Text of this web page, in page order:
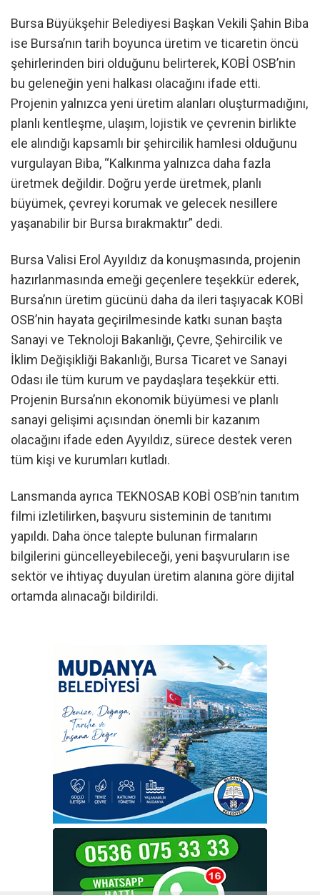
Bursa Büyükşehir Belediyesi Başkan Vekili Şahin Biba
ise Bursa’nın tarih boyunca üretim ve ticaretin öncü
şehirlerinden biri olduğunu belirterek, KOBİ OSB’nin
bu geleneğin yeni halkası olacağını ifade etti.
Projenin yalnızca yeni üretim alanları oluşturmadığını,
planlı kentleşme, ulaşım, lojistik ve çevrenin birlikte
ele alındığı kapsamlı bir şehircilik hamlesi olduğunu
vurgulayan Biba, “Kalkınma yalnızca daha fazla
üretmek değildir. Doğru yerde üretmek, planlı
büyümek, çevreyi korumak ve gelecek nesillere
yaşanabilir bir Bursa bırakmaktır” dedi.
Bursa Valisi Erol Ayyıldız da konuşmasında, projenin
hazırlanmasında emeği geçenlere teşekkür ederek,
Bursa’nın üretim gücünü daha da ileri taşıyacak KOBİ
OSB’nin hayata geçirilmesinde katkı sunan başta
Sanayi ve Teknoloji Bakanlığı, Çevre, Şehircilik ve
İklim Değişikliği Bakanlığı, Bursa Ticaret ve Sanayi
Odası ile tüm kurum ve paydaşlara teşekkür etti.
Projenin Bursa’nın ekonomik büyümesi ve planlı
sanayi gelişimi açısından önemli bir kazanım
olacağını ifade eden Ayyıldız, sürece destek veren
tüm kişi ve kurumları kutladı.
Lansmanda ayrıca TEKNOSAB KOBİ OSB’nin tanıtım
filmi izletilirken, başvuru sisteminin de tanıtımı
yapıldı. Daha önce talepte bulunan firmaların
bilgilerini güncelleyebileceği, yeni başvuruların ise
sektör ve ihtiyaç duyulan üretim alanına göre dijital
ortamda alınacağı bildirildi.